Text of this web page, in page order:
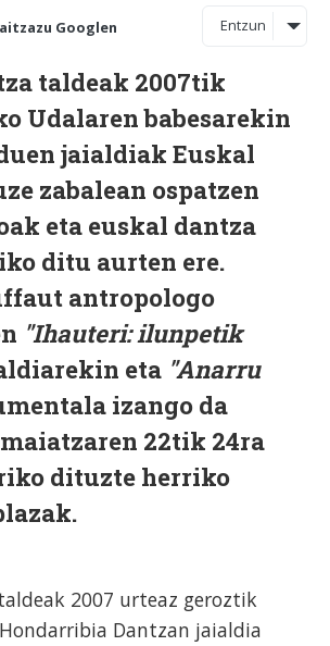
Googlen Entzun
taldeak 2007tik
Udalaren babesarekin
jaialdiak Euskal
zabalean ospatzen
eta euskal dantza
ditu aurten ere.
antropologo
"Ihauteri: ilunpetik
eta "Anarru
izango da
22tik 24ra
dituzte herriko
2007 urteaz geroztik
Dantzan jaialdia